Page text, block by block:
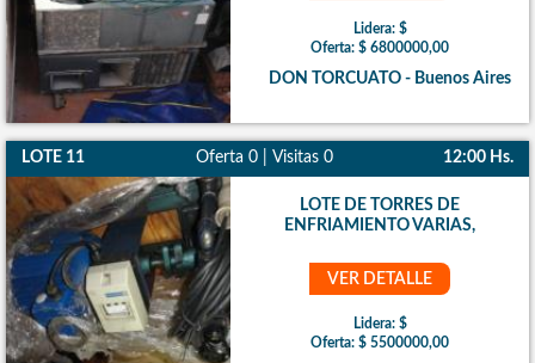
Lidera: $
Oferta: $ 6800000,00
DON TORCUATO - Buenos Aires
LOTE 11 Oferta 0 | Visitas 0 12:00 Hs.
LOTE DE TORRES DE
ENFRIAMIENTO VARIAS,
VER DETALLE
Lidera: $
Oferta: $ 5500000,00